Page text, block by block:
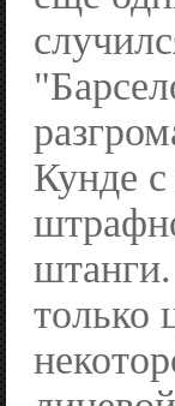
Кунде
только